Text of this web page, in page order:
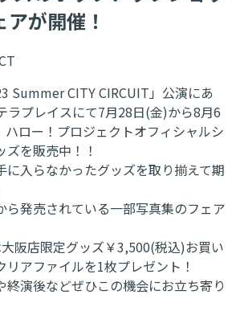
が開催！
Summer CITY CIRCUIT」公演にあ
ラプレイスにて7月28日(金)から8月6
ロー！プロジェクトオフィシャルシ
を販売中！！
に入らなかったグッズを取り揃えて期
ら発売されている一部写真集のフェア
阪店限定グッズ￥3,500(税込)お買い
アファイルを1枚プレゼント！
終演後などぜひこの機会にお立ち寄り